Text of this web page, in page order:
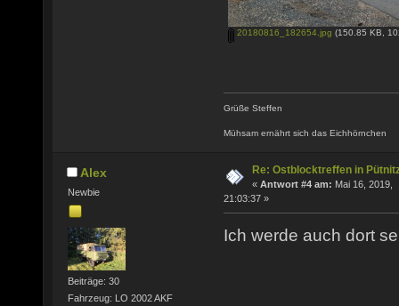
20180816_182654.jpg (150.85 KB,
Grüße Steffen
Mühsam ernährt sich das Eichhörnchen
Alex
Newbie
Beiträge: 30
Fahrzeug: LO 2002 AKF
Re: Ostblocktreffen in
« Antwort #4 am: Mai 16, 2019,
21:03:37 »
Ich werde auch dort